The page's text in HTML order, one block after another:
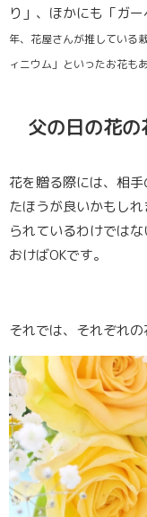
り 」、ほかにも「ガー
年、花屋さんが推している
ィニウム」といったお花も
父の日の花の
花を贈る際には、相
たほうが良いかもし
られているわけでは
おけばOKです。
それでは、それぞれの